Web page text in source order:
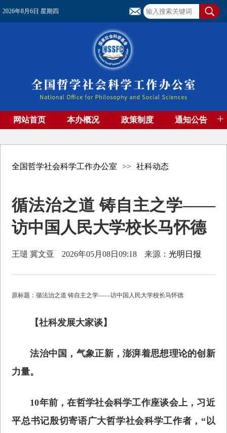
2026年8月6日 星期四
网站首页 本办概况 政策制度 通知公告 +
全国哲学社会科学工作办公室 >> 社科动态
循法治之道 铸自主之学——
访中国人民大学校长马怀德
王琎 冀文亚 2026年05月08日09:18 来源：光明日报
原标题：循法治之道 铸自主之学——访中国人民大学校长马怀德
【社科发展大家谈】
法治中国，气象正新，澎湃着思想理论的创新
力量。
10年前，在哲学社会科学工作座谈会上，习近
平总书记殷切寄语广大哲学社会科学工作者，“以